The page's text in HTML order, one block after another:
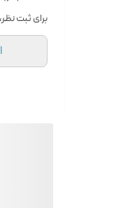
جیب یا کیف
برای ثبت